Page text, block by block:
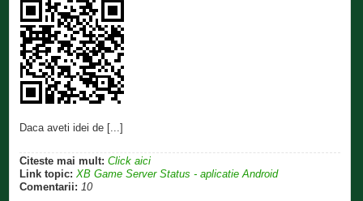
Daca aveti idei de [...]
Citeste mai mult: Click aici
Link topic: XB Game Server Status - aplicatie Android
Comentarii: 10